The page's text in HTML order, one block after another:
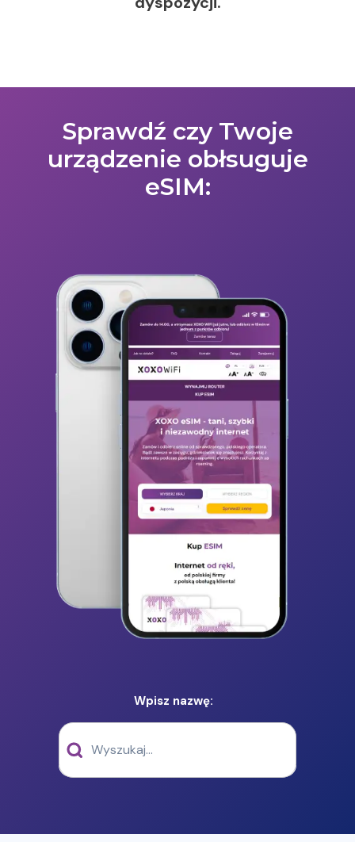
Sprawdź czy Twoje
urządzenie obłsuguje
eSIM:
Wpisz nazwę: